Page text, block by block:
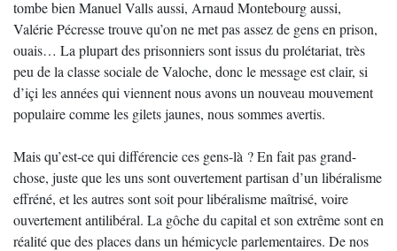
tombe bien Manuel Valls aussi, Arnaud Montebourg aussi,
Valérie Pécresse trouve qu’on ne met pas assez de gens en prison,
ouais… La plupart des prisonniers sont issus du prolétariat, très
peu de la classe sociale de Valoche, donc le message est clair, si
d’içi les années qui viennent nous avons un nouveau mouvement
populaire comme les gilets jaunes, nous sommes avertis.
Mais qu’est-ce qui différencie ces gens-là ? En fait pas grand-
chose, juste que les uns sont ouvertement partisan d’un libéralisme
effréné, et les autres sont soit pour libéralisme maîtrisé, voire
ouvertement antilibéral. La gôche du capital et son extrême sont en
réalité que des places dans un hémicycle parlementaires. De nos